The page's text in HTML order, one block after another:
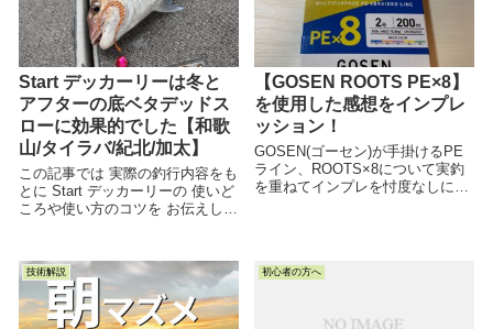
Start デッカーリーは冬と
アフターの底ベタデッドス
ローに効果的でした【和歌
山/タイラバ/紀北/加太】
この記事では 実際の釣行内容をも
とに Start デッカーリーの 使いど
ころや使い方のコツを お伝えして
...
【GOSEN ROOTS PE×8】
を使用した感想をインプレ
ッション！
GOSEN(ゴーセン)が手掛けるPE
ライン、ROOTS×8について実釣
を重ねてインプレを忖度なしに書
技術解説 初心者の方へ